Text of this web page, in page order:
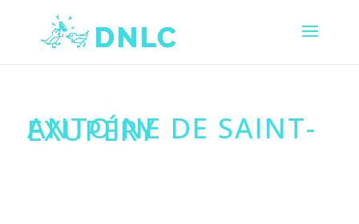
ANTOINE DE SAINT-
EXUPÉRY